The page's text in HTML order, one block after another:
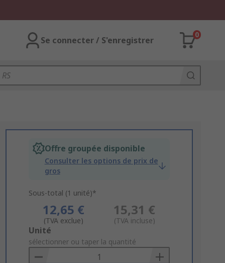
Se connecter / S'enregistrer
0
Offre groupée disponible
Consulter les options de prix de
gros
Sous-total (1 unité)*
12,65 €
(TVA exclue)
15,31 €
(TVA incluse)
Add
to
Basket
Unité
sélectionner ou taper la quantité